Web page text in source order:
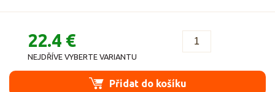
22.4 €
NEJDŘÍVE VYBERTE VARIANTU
Přidat do košíku